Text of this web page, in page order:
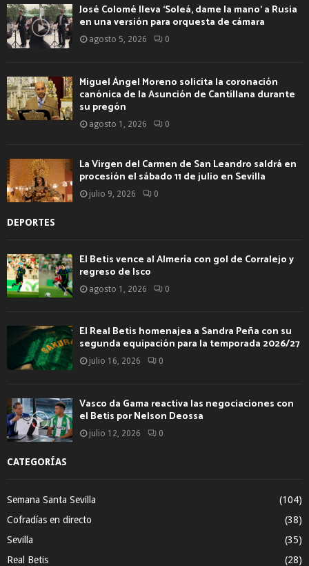
José Colomé lleva ‘Soleá, dame la mano’ a Rusia
en una versión para orquesta de cámara
agosto 5, 2026 0
Miguel Ángel Moreno solicita la coronación
canónica de la Asunción de Cantillana durante
su pregón
agosto 1, 2026 0
La Virgen del Carmen de San Leandro saldrá en
procesión el sábado 11 de julio en Sevilla
julio 9, 2026 0
DEPORTES
El Betis vence al Almería con gol de Corralejo y
regreso de Isco
agosto 1, 2026 0
El Real Betis homenajea a Sandra Peña con su
segunda equipación para la temporada 2026/27
julio 16, 2026 0
Vasco da Gama reactiva las negociaciones con
el Betis por Nelson Deossa
julio 12, 2026 0
CATEGORÍAS
Semana Santa Sevilla
(104)
Cofradías en directo
(38)
Sevilla
(35)
Real Betis
(28)